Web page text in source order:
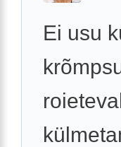
Ei usu